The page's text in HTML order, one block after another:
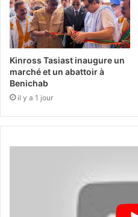
Kinross Tasiast inaugure un
marché et un abattoir à
Benichab
il y a 1 jour